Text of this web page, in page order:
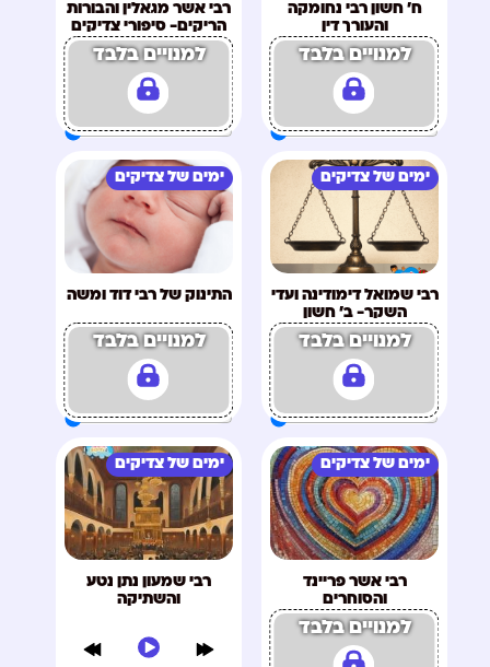
ח' חשון רבי נחומקה
והעורך דין
למנויים בלבד
רבי אשר מגאלין והבורות
הריקים- סיפורי צדיקים
ח' כסליו
למנויים בלבד
ימים של צדיקים
רבי שמואל דימודינה ועדי
השקר- ב' חשון
למנויים בלבד
ימים של צדיקים
התינוק של רבי דוד ומשה
למנויים בלבד
ימים של צדיקים
רבי אשר פריינד
והסוחרים
למנויים בלבד
ימים של צדיקים
רבי שמעון נתן נטע
והשתיקה